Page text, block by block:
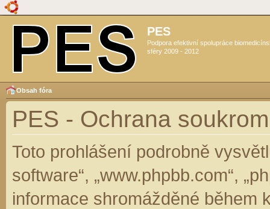
PES
Podpora efektivní spolupráce
sféry 2009 - 2012
Obsah fóra
PES - Ochrana
Toto prohlášení podrobně
software“, „www.phpbb.com“,
informace shromážděné během